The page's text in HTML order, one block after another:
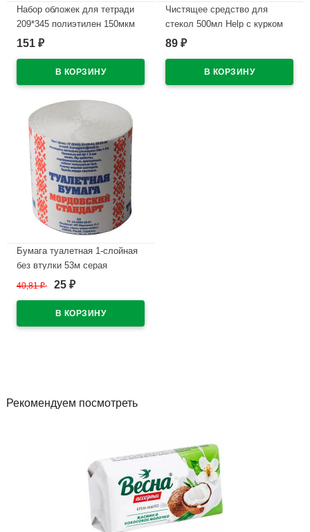
Набор обложек для тетради
209*345 полиэтилен 150мкм
10 штук в наборе арт Т150-10
151 ₽
Чистящее средство для
стекол 500мл Help с курком
Нашатырный спирт
89 ₽
Бумага туалетная 1-слойная
без втулки 53м серая
Мордовский стандарт
40,81₽ 25 ₽
Рекомендуем посмотреть